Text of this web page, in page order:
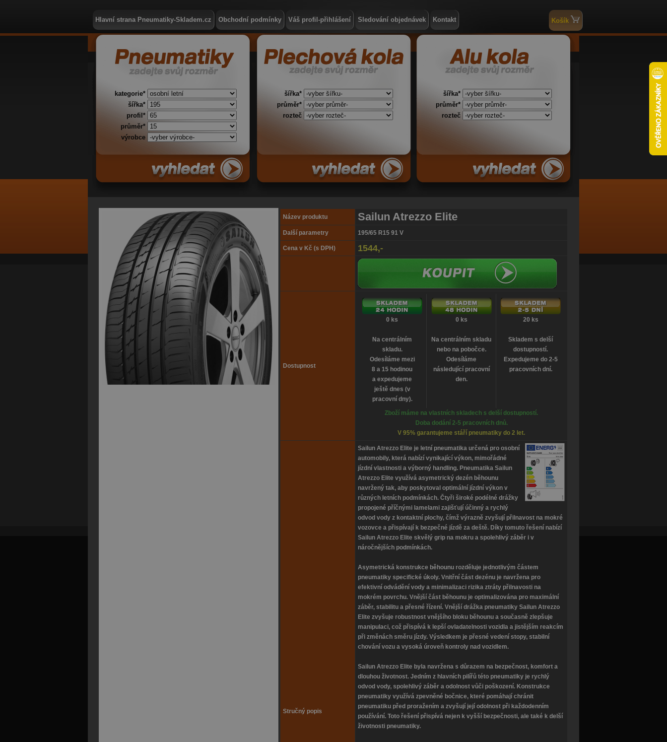
Hlavní strana Pneumatiky-Skladem.cz Obchodní podmínky Váš profil-přihlášení Sledování objednávek Kontakt Košík
kategorie*
šířka*
profil*
průměr*
výrobce
šířka*
průměr*
rozteč
šířka*
průměr*
rozteč
Název produktu Sailun Atrezzo Elite
Další parametry 195/65 R15 91 V
Cena v Kč (s DPH) 1544,-
Dostupnost
0 ks
Na centrálním
skladu.
Odesíláme mezi
8 a 15 hodinou
a expedujeme
ještě dnes (v
pracovní dny).
0 ks
Na centrálním skladu
nebo na pobočce.
Odesíláme
následující pracovní
den.
20 ks
Skladem s delší
dostupností.
Expedujeme do 2-5
pracovních dní.
Zboží máme na vlastních skladech s delší dostupností.
Doba dodání 2-5 pracovních dnů.
V 95% garantujeme stáří pneumatiky do 2 let.
Stručný popis
Sailun Atrezzo Elite je letní pneumatika určená pro osobní
automobily, která nabízí vynikající výkon, mimořádné
jízdní vlastnosti a výborný handling. Pneumatika Sailun
Atrezzo Elite využívá asymetrický dezén běhounu
navržený tak, aby poskytoval optimální jízdní výkon v
různých letních podmínkách. Čtyři široké podélné drážky
propojené příčnými lamelami zajišťují účinný a rychlý
odvod vody z kontaktní plochy, čímž výrazně zvyšují přilnavost na mokré
vozovce a přispívají k bezpečné jízdě za deště. Díky tomuto řešení nabízí
Sailun Atrezzo Elite skvělý grip na mokru a spolehlivý záběr i v
náročnějších podmínkách.
Asymetrická konstrukce běhounu rozděluje jednotlivým částem
pneumatiky specifické úkoly. Vnitřní část dezénu je navržena pro
efektivní odvádění vody a minimalizaci rizika ztráty přilnavosti na
mokrém povrchu. Vnější část běhounu je optimalizována pro maximální
záběr, stabilitu a přesné řízení. Vnější drážka pneumatiky Sailun Atrezzo
Elite zvyšuje robustnost vnějšího bloku běhounu a současně zlepšuje
manipulaci, což přispívá k lepší ovladatelnosti vozidla a jistějším reakcím
při změnách směru jízdy. Výsledkem je přesné vedení stopy, stabilní
chování vozu a vysoká úroveň kontroly nad vozidlem.
Sailun Atrezzo Elite byla navržena s důrazem na bezpečnost, komfort a
dlouhou životnost. Jedním z hlavních pilířů této pneumatiky je rychlý
odvod vody, spolehlivý záběr a odolnost vůči poškození. Konstrukce
pneumatiky využívá zpevněné bočnice, které pomáhají chránit
pneumatiku před proražením a zvyšují její odolnost při každodenním
používání. Toto řešení přispívá nejen k vyšší bezpečnosti, ale také k delší
životnosti pneumatiky.